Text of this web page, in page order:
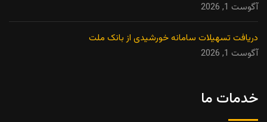
آگوست 1, 2026
دریافت تسهیلات سامانه خورشیدی از بانک ملت
آگوست 1, 2026
خدمات ما